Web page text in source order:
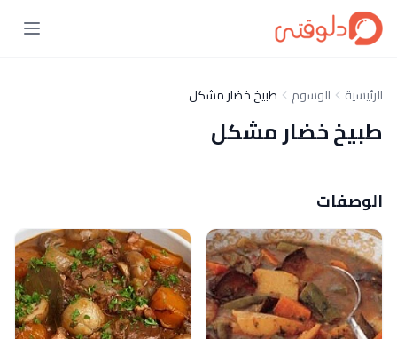
الرئيسية الوسوم طبيخ خضار مشكل
طبيخ خضار مشكل
الوصفات